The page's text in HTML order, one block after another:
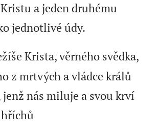
a jeden druhému
jednotlivé údy.
Krista, věrného svědka,
z mrtvých a vládce králů
jenž nás miluje a svou krví